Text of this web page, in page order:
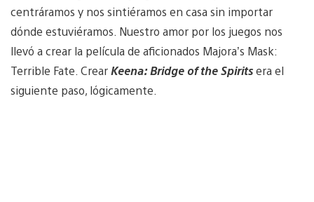
centráramos y nos sintiéramos en casa sin importar
dónde estuviéramos. Nuestro amor por los juegos nos
llevó a crear la película de aficionados Majora’s Mask:
Terrible Fate. CrearKeena: Bridge of the Spiritsera el
siguiente paso, lógicamente.